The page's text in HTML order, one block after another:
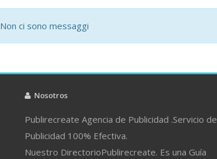
Non ci sono messaggi
Nosotros
Publirecreate Agencia de Publicidad .Servicio de
Publicidad 100% Efectiva.
Nuestro DirectorioPublirecreate. Es una Guía